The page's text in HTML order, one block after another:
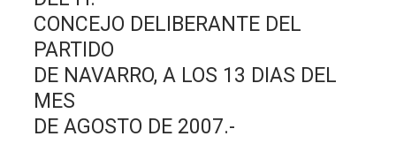
CONCEJO DELIBERANTE DEL
PARTIDO
DE NAVARRO, A LOS 13 DIAS DEL
MES
DE AGOSTO DE 2007.-